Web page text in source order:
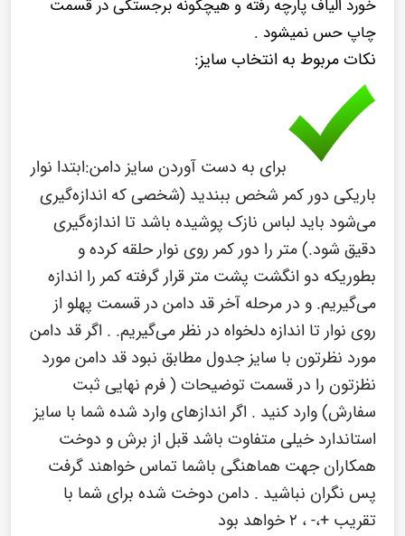
چاپ حس نمیشود .
نکات مربوط به انتخاب سایز:
برای به دست آوردن سایز دامن:ابتدا نوار
باریکی دور کمر شخص ببندید (شخصی که اندازه‌گیری
می‌شود باید لباس نازک پوشیده باشد تا اندازه‌گیری
دقیق شود.) متر را دور کمر روی نوار حلقه کرده و
بطوریکه دو انگشت پشت متر قرار گرفته کمر را اندازه
می‌گیریم. و در مرحله آخر قد دامن در قسمت پهلو از
روی نوار تا اندازه دلخواه در نظر می‌گیریم. . اگر قد دامن
مورد نظرتون با سایز جدول مطابق نبود قد دامن مورد
نظزتون را در قسمت توضیحات ( فرم نهایی ثبت
سفارش) وارد کنید . اگر اندازهای وارد شده شما با سایز
استاندارد خیلی متفاوت باشد قبل از برش و دوخت
همکاران جهت هماهنگی باشما تماس خواهند گرفت
پس نگران نباشید . دامن دوخت شده برای شما با
تقریب +،- ، ۲ خواهد بود